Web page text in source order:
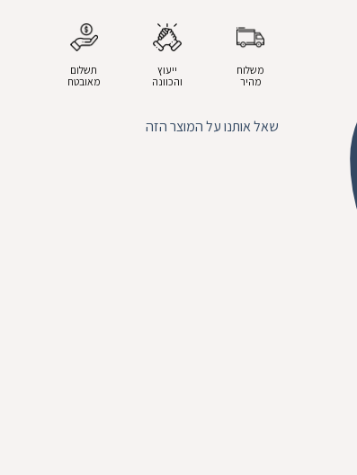
משלוח
מהיר
ייעוץ
והכוונה
תשלום
מאובטח
שאל אותנו על המוצר הזה